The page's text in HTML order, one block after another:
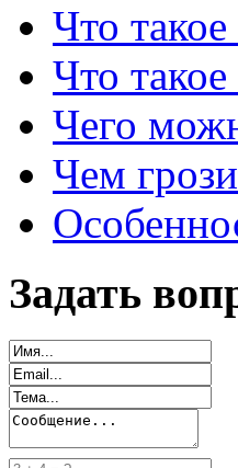
Что такое
Что такое
Чего
Чем
Задать